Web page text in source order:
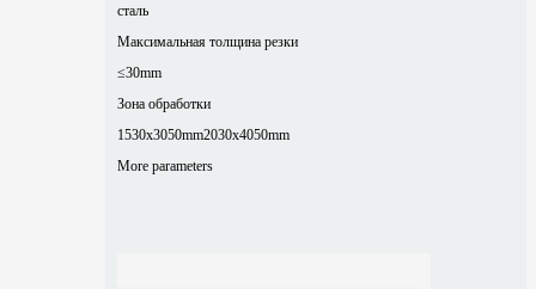
сталь
Максимальная толщина резки
≤30mm
Зона обработки
1530x3050mm2030x4050mm
More parameters